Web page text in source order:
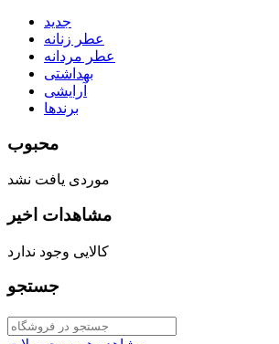
جدید
عطر زنانه
عطر مردانه
بهداشتی
آرایشی
برندها
محبوب
موردی یافت نشد
مشاهدات اخیر
کالایی وجود ندارد
جستجو